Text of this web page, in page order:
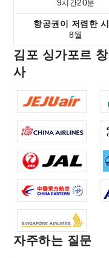
9시간20분
항공권이 저렴한 시
8월
김포 싱가포르
사
자주하는 질문